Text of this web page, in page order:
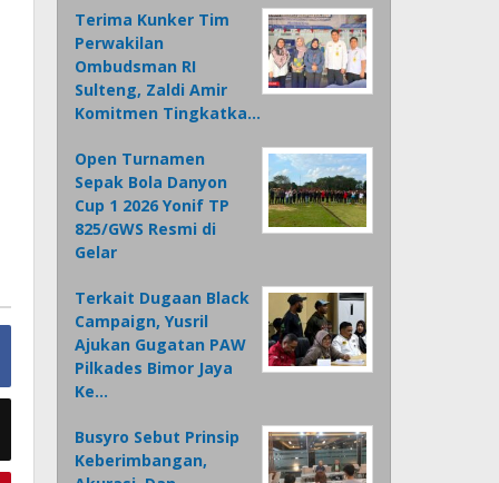
Terima Kunker Tim
Perwakilan
Ombudsman RI
Sulteng, Zaldi Amir
Komitmen Tingkatka…
Open Turnamen
Sepak Bola Danyon
Cup 1 2026 Yonif TP
825/GWS Resmi di
Gelar
Terkait Dugaan Black
Campaign, Yusril
Ajukan Gugatan PAW
Pilkades Bimor Jaya
Ke…
Busyro Sebut Prinsip
Keberimbangan,